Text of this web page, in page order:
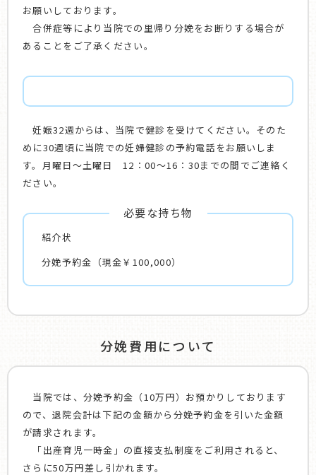
お願いしております。
合併症等により当院での里帰り分娩をお断りする場合が
あることをご了承ください。
妊娠32週からは、当院で健診を受けてください。そのた
めに30週頃に当院での妊婦健診の予約電話をお願いしま
す。月曜日～土曜日 12：00～16：30までの間でご連絡く
ださい。
必要な持ち物
紹介状
分娩予約金（現金￥100,000）
分娩費用について
当院では、分娩予約金（10万円）お預かりしております
ので、退院会計は下記の金額から分娩予約金を引いた金額
が請求されます。
「出産育児一時金」の直接支払制度をご利用されると、
さらに50万円差し引かれます。